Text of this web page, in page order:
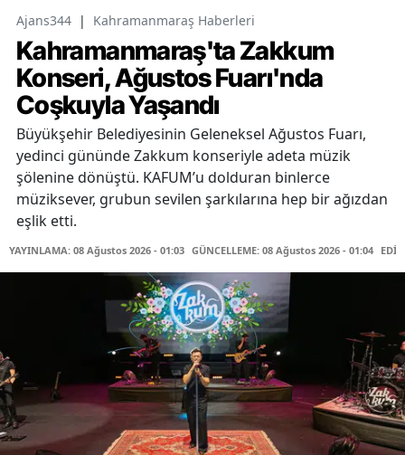
Ajans344 | Kahramanmaraş Haberleri
Kahramanmaraş'ta Zakkum
Konseri, Ağustos Fuarı'nda
Coşkuyla Yaşandı
Büyükşehir Belediyesinin Geleneksel Ağustos Fuarı,
yedinci gününde Zakkum konseriyle adeta müzik
şölenine dönüştü. KAFUM’u dolduran binlerce
müziksever, grubun sevilen şarkılarına hep bir ağızdan
eşlik etti.
YAYINLAMA: 08 Ağustos 2026 - 01:03 GÜNCELLEME: 08 Ağustos 2026 - 01:04